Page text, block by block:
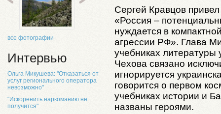
все фотографии
Интервью
Ольга Микушева: "Отказаться от
услуг регионального оператора
невозможно"
"Искоренить наркоманию не
получится"
Сергей Кравцов
«Россия –
нуждается в
агрессии РФ». Глава
учебниках литературы
Чехова связано
игнорируется
говорится о первом
учебниках истории и
названы героями.